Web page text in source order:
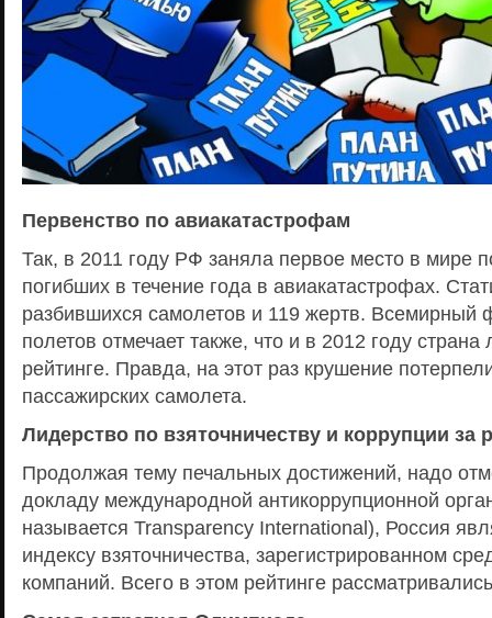
Первенство по авиакатастрофам
Так, в 2011 году РФ заняла первое место в мире
погибших в течение года в авиакатастрофах.
разбившихся самолетов и 119 жертв. Всемирный
полетов отмечает также, что и в 2012 году
рейтинге. Правда, на этот раз крушение
пассажирских самолета.
Лидерство по взяточничеству и коррупции за
Продолжая тему печальных достижений, надо
докладу международной антикоррупционной
называется Transparency International), Россия
индексу взяточничества, зарегистрированном
компаний. Всего в этом рейтинге